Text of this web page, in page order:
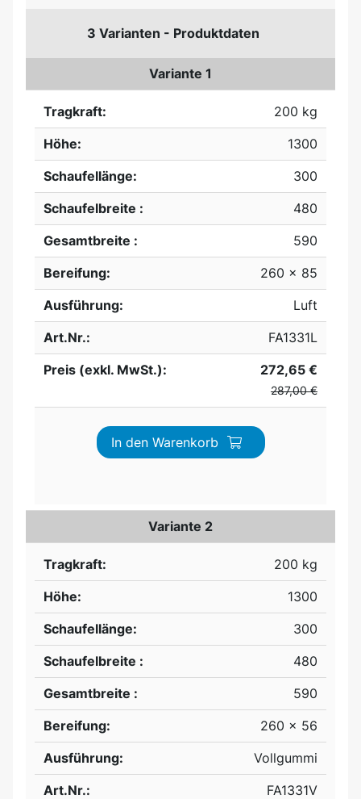
3 Varianten - Produktdaten
Variante 1
Tragkraft:
200 kg
Höhe:
1300
Schaufellänge:
300
Schaufelbreite :
480
Gesamtbreite :
590
Bereifung:
260 x 85
Ausführung:
Luft
Art.Nr.:
FA1331L
Preis (exkl. MwSt.):
272,65 €
287,00 €
In den Warenkorb
Variante 2
Tragkraft:
200 kg
Höhe:
1300
Schaufellänge:
300
Schaufelbreite :
480
Gesamtbreite :
590
Bereifung:
260 x 56
Ausführung:
Vollgummi
Art.Nr.:
FA1331V